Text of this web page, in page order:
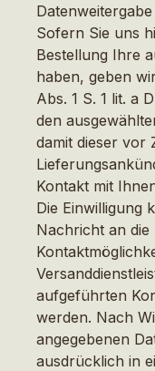
Sofern Sie uns
Bestellung Ihre
haben, geben
Abs. 1 S. 1 lit. a
den
damit dieser vor
Kontakt mit
Die Einwilligung
Nachricht an
aufgeführten
werden. Nach
angegebenen
ausdrücklich in